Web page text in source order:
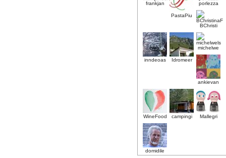
frankjan
PastaPiu
porlezza
BChristi
inndeoas Idromeer
michelwe
ankievan
WineFood campingi Mallegri
domidile